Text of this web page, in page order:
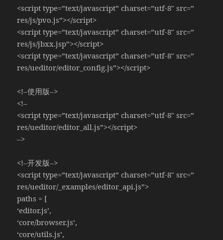
<script type=”text/javascript” charset=”utf-8″ src=”
res/js/pvo.js”></script>
<script type=”text/javascript” charset=”utf-8″ src=”
res/js/jbxx.jsp”></script>
<script type=”text/javascript” charset=”utf-8″ src=”
res/ueditor/editor_config.js”></script>
<!–使用版–>
<!–
<script type=”text/javascript” charset=”utf-8″ src=”
res/ueditor/editor_all.js”></script>
–>
<!–开发版–>
<script type=”text/javascript” charset=”utf-8″ src=”
res/ueditor/_examples/editor_api.js”>
paths = [
‘editor.js’,
‘core/browser.js’,
‘core/utils.js’,